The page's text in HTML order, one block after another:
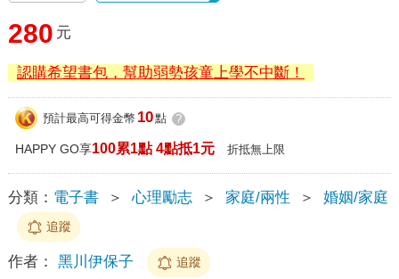
280 元
認購希望書包，幫助弱勢孩童上學不中斷！
預計最高可得金幣 10點 ?
HAPPY GO享100累1點 4點抵1元 折抵無上限
分類： 電子書 ＞ 心理勵志 ＞ 家庭/兩性 ＞ 婚姻/家庭
追蹤
作者： 黑川伊保子 追蹤